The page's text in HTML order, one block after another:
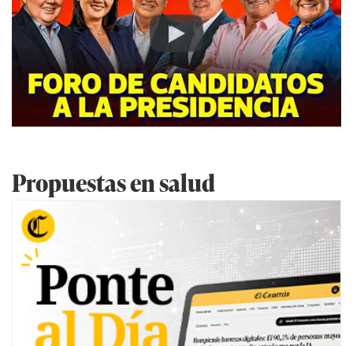
Play
Propuestas en salud